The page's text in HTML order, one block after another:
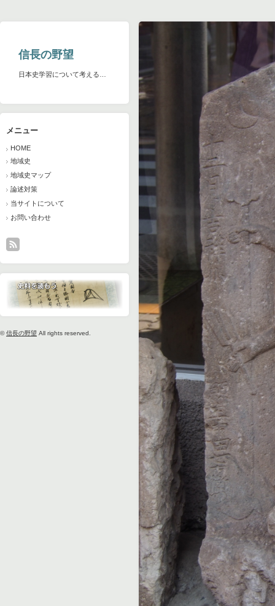
信長の野望
日本史学習について考える…
メニュー
HOME
地域史
地域史マップ
論述対策
当サイトについて
お問い合わせ
©信長の野望 All rights reserved.